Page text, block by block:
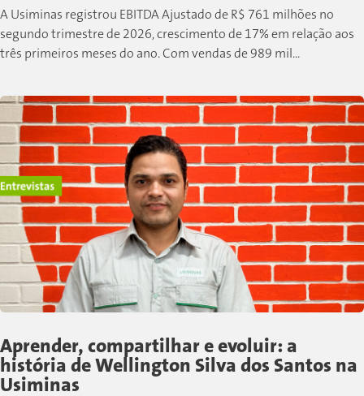
A Usiminas registrou EBITDA Ajustado de R$ 761 milhões no
segundo trimestre de 2026, crescimento de 17% em relação aos
três primeiros meses do ano. Com vendas de 989 mil...
Aprender, compartilhar e evoluir: a
história de Wellington Silva dos Santos na
Usiminas